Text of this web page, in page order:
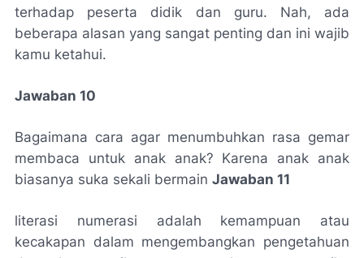
terhadap peserta didik dan guru. Nah, ada
beberapa alasan yang sangat penting dan ini wajib
kamu ketahui.
Jawaban 10
Bagaimana cara agar menumbuhkan rasa gemar
membaca untuk anak anak? Karena anak anak
biasanya suka sekali bermain Jawaban 11
literasi numerasi adalah kemampuan atau
kecakapan dalam mengembangkan pengetahuan